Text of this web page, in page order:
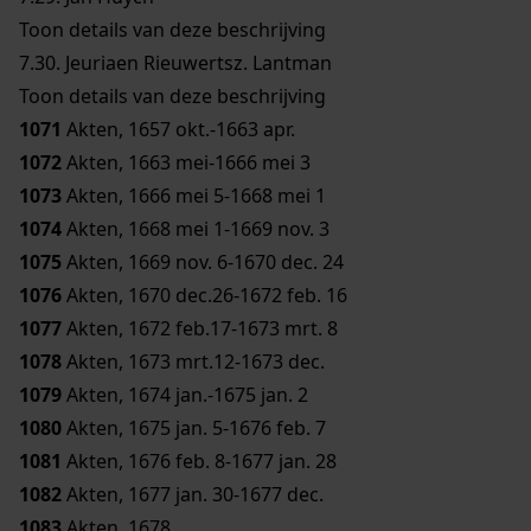
Toon details van deze beschrijving
7.30. Jeuriaen Rieuwertsz. Lantman
Toon details van deze beschrijving
1071 Akten, 1657 okt.-1663 apr.
1072Akten, 1663 mei-1666 mei 3
1073Akten, 1666 mei 5-1668 mei 1
1074Akten, 1668 mei 1-1669 nov. 3
1075Akten, 1669 nov. 6-1670 dec. 24
1076Akten, 1670 dec.26-1672 feb. 16
1077Akten, 1672 feb.17-1673 mrt. 8
1078Akten, 1673 mrt.12-1673 dec.
1079Akten, 1674 jan.-1675 jan. 2
1080Akten, 1675 jan. 5-1676 feb. 7
1081 Akten, 1676 feb. 8-1677 jan. 28
1082Akten, 1677 jan. 30-1677 dec.